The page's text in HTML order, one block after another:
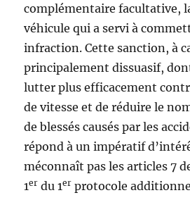
complémentaire facultative,
véhicule qui a servi à
infraction. Cette sanction, à
principalement dissuasif,
lutter plus efficacement
de vitesse et de réduire le
de blessés causés par les
répond à un impératif
méconnaît pas les articles 7
1er du 1er protocole